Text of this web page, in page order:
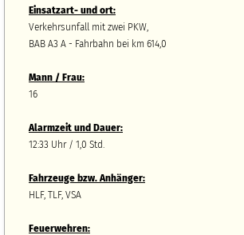
Einsatzart- und ort:
Verkehrsunfall mit zwei PKW,
BAB A3 A - Fahrbahn bei km 614,0
Mann / Frau:
16
Alarmzeit und Dauer:
12:33 Uhr / 1,0 Std.
Fahrzeuge bzw.Anhänger:
HLF, TLF, VSA
Feuerwehren: